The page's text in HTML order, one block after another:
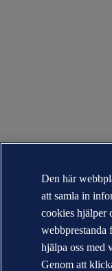
Den här
att samla in
cookies hjälper
webbprestanda
hjälpa oss med
Genom att